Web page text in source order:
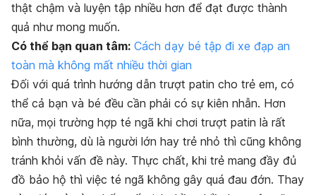
thật chậm và luyện tập nhiều hơn để đạt được thành
quả như mong muốn.
Có thể bạn quan tâm: Cách dạy bé tập đi xe đạp an
toàn mà không mất nhiều thời gian
Đối với quá trình hướng dẫn trượt patin cho trẻ em, có
thể cả bạn và bé đều cần phải có sự kiên nhẫn. Hơn
nữa, mọi trường hợp té ngã khi chơi trượt patin là rất
bình thường, dù là người lớn hay trẻ nhỏ thì cũng không
tránh khỏi vấn đề này. Thực chất, khi trẻ mang đầy đủ
đồ bảo hộ thì việc té ngã không gây quá đau đớn. Thay